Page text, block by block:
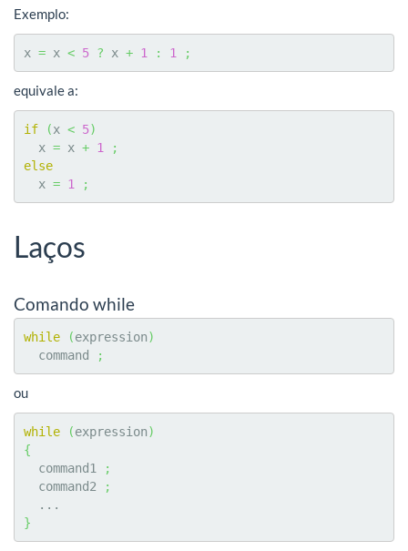
Exemplo:
x = x < 5 ? x + 1 : 1 ;
equivale a:
if (x < 5)
  x
= x + 1
;
else
  x
= 1 ;
Laços
Comando while
while (expression)
  command
;
ou
while (expression)
{
  command1
;
  command2
;
}